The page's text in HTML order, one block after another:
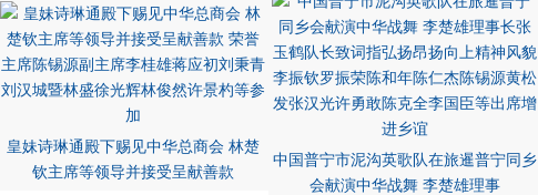
皇妹诗琳通殿下赐见中华总商会 林楚
钦主席等领导并接受呈献善款
中国普宁市泥沟英歌队在旅暹普宁同乡
会献演中华战舞 李楚雄理事